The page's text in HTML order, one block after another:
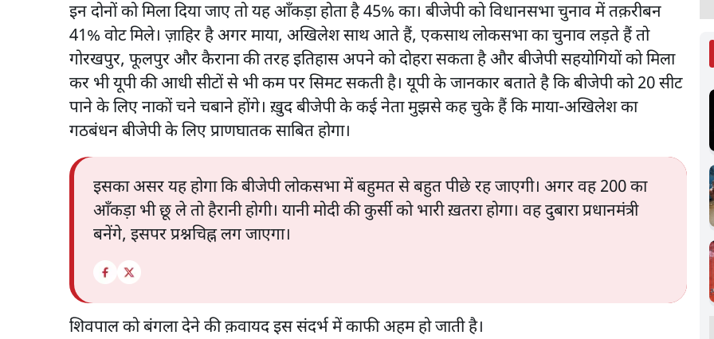
इन दोनों को मिला दिया जाए तो यह आँकड़ा होता है 45% का। बीजेपी को विधानसभा चुनाव में तक़रीबन
41% वोट मिले। ज़ाहिर है अगर माया, अखिलेश साथ आते हैं, एकसाथ लोकसभा का चुनाव लड़ते हैं तो
गोरखपुर, फूलपुर और कैराना की तरह इतिहास अपने को दोहरा सकता है और बीजेपी सहयोगियों को मिला
कर भी यूपी की आधी सीटों से भी कम पर सिमट सकती है। यूपी के जानकार बताते है कि बीजेपी को 20 सीट
पाने के लिए नाकों चने चबाने होंगे। ख़ुद बीजेपी के कई नेता मुझसे कह चुके हैं कि माया-अखिलेश का
गठबंधन बीजेपी के लिए प्राणघातक साबित होगा।
इसका असर यह होगा कि बीजेपी लोकसभा में बहुमत से बहुत पीछे रह जाएगी। अगर वह 200 का
आँकड़ा भी छू ले तो हैरानी होगी। यानी मोदी की कुर्सी को भारी ख़तरा होगा। वह दुबारा प्रधानमंत्री
बनेंगे, इसपर प्रश्नचिह्न लग जाएगा।
शिवपाल को बंगला देने की क़वायद इस संदर्भ में काफी अहम हो जाती है।